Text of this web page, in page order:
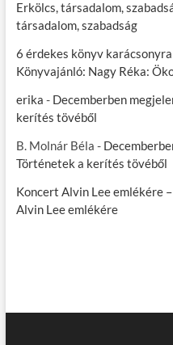
Erkölcs, társadalom,
társadalom, szabadság
6 érdekes könyv
Könyvajánló: Nagy Réka:
erika - Decemberben
kerítés tövéből
B. Molnár Béla -
Történetek a kerítés tövéből
Koncert Alvin Lee emlékére
Alvin Lee emlékére